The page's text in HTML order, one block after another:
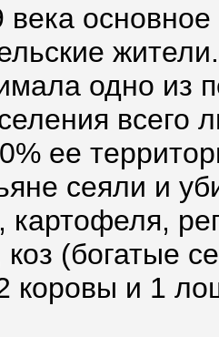
основное
одно из
всего
ее
сеяли и
картофеля,
коз (богатые
коровы и 1